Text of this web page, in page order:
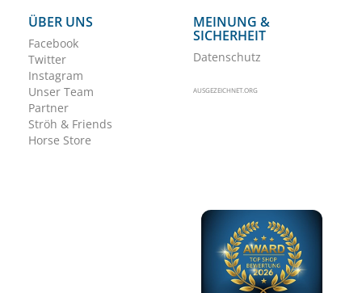
ÜBER UNS
Facebook
Twitter
Instagram
Unser Team
Partner
Ströh & Friends
Horse Store
MEINUNG &
SICHERHEIT
Datenschutz
AUSGEZEICHNET.ORG